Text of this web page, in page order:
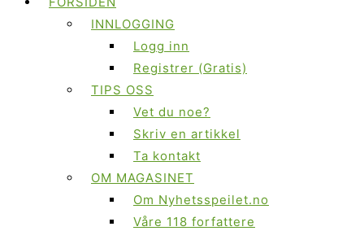
INNLOGGING
Logg inn
Registrer (Gratis)
TIPS OSS
Vet du noe?
Skriv en artikkel
Ta kontakt
OM MAGASINET
Om Nyhetsspeilet.no
Våre 118 forfattere